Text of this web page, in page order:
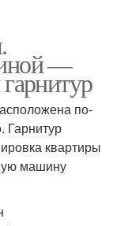
—
по-
Гарнитур
квартиры
машину